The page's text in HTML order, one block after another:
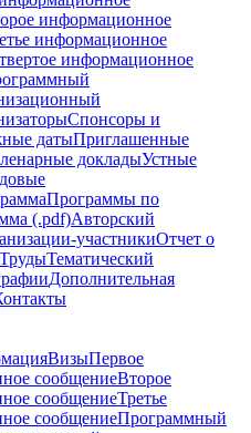
информационное
информационное
информационное
Спонсоры и
датыПриглашенные
докладыУстные
Программы по
(.pdf)Авторский
участникиОтчет о
ТрудыТематический
Дополнительная
ВизыПервое
сообщениеВторое
сообщениеТретье
сообщениеПрограммный